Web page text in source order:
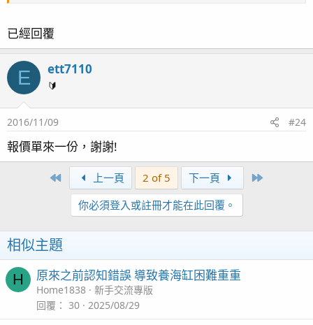
已經回覆
E ett7110
🔰
2016/11/09 #24
報價單來一份，謝謝!
First 上一頁 2 of 5 下一頁
你必須登入或註冊才能在此回覆。
相似主題
H 原來之前認知錯誤 導致養海缸困難重重
Home1838
新手交流專版
回覆
30 2025/08/29